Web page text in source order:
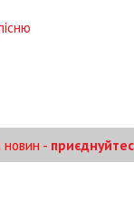
новин -